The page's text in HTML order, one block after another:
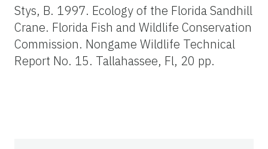
Stys, B. 1997. Ecology of the Florida Sandhill
Crane. Florida Fish and Wildlife Conservation
Commission. Nongame Wildlife Technical
Report No. 15. Tallahassee, Fl, 20 pp.